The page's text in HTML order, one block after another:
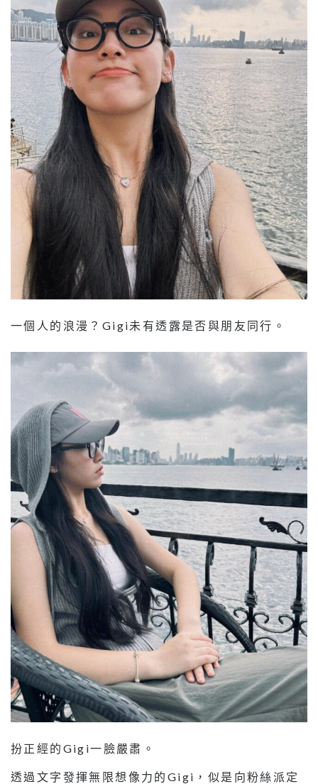
一個人的浪漫？Gigi未有透露是否與朋友同行。
扮正經的Gigi一臉嚴肅。
透過文字發揮無限想像力的Gigi，似是向粉絲派定